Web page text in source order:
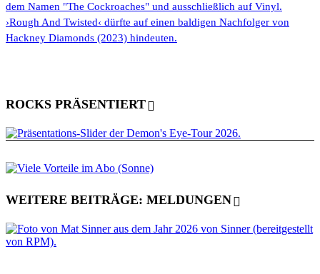
dem Namen "The Cockroaches" und ausschließlich auf Vinyl.
›Rough And Twisted‹ dürfte auf einen baldigen Nachfolger von
Hackney Diamonds (2023) hindeuten.
ROCKS PRÄSENTIERT
WEITERE BEITRÄGE: MELDUNGEN